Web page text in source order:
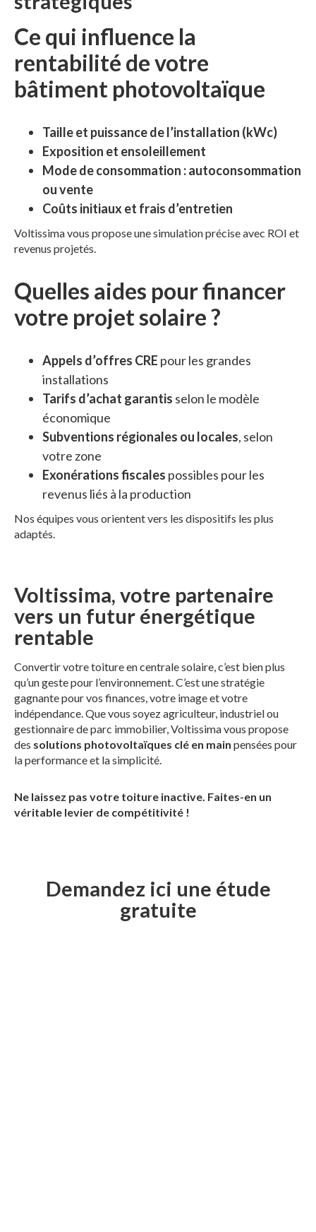
Ce qui influence la
rentabilité de votre
bâtiment photovoltaïque
Taille et puissance de l’installation (kWc)
Exposition et ensoleillement
Mode de consommation : autoconsommation
ou vente
Coûts initiaux et frais d’entretien
Voltissima vous propose une simulation précise avec ROI et
revenus projetés.
Quelles aides pour financer
votre projet solaire ?
Appels d’offres CRE pour les grandes
installations
Tarifs d’achat garantis selon le modèle
économique
Subventions régionales ou locales, selon
votre zone
Exonérations fiscales possibles pour les
revenus liés à la production
Nos équipes vous orientent vers les dispositifs les plus
adaptés.
Voltissima, votre partenaire
vers un futur énergétique
rentable
Convertir votre toiture en centrale solaire, c’est bien plus
qu’un geste pour l’environnement. C’est une stratégie
gagnante pour vos finances, votre image et votre
indépendance. Que vous soyez agriculteur, industriel ou
gestionnaire de parc immobilier, Voltissima vous propose
des solutions photovoltaïques clé en main pensées pour
la performance et la simplicité.
Ne laissez pas votre toiture inactive. Faites-en un
véritable levier de compétitivité !
Demandez ici une étude
gratuite